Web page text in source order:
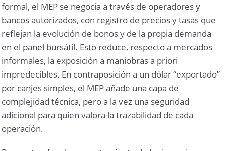
formal, el MEP se negocia a través de operadores y
bancos autorizados, con registro de precios y tasas que
reflejan la evolución de bonos y de la propia demanda
en el panel bursátil. Esto reduce, respecto a mercados
informales, la exposición a maniobras a priori
impredecibles. En contraposición a un dólar “exportado”
por canjes simples, el MEP añade una capa de
complejidad técnica, pero a la vez una seguridad
adicional para quien valora la trazabilidad de cada
operación.